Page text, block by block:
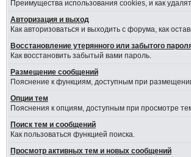
Преимущества использования cookies, и как
Авторизация и выход
Как авторизоваться и выходить с форума, как
Восстановление утерянного или забытого
Как восстановить забытый вами пароль.
Размещение сообщений
Пояснение к функциям, доступным при
Опции тем
Пояснения к опциям, доступным при просмотре
Поиск тем и сообщений
Как пользоваться функцией поиска.
Просмотр активных тем и новых сообщений